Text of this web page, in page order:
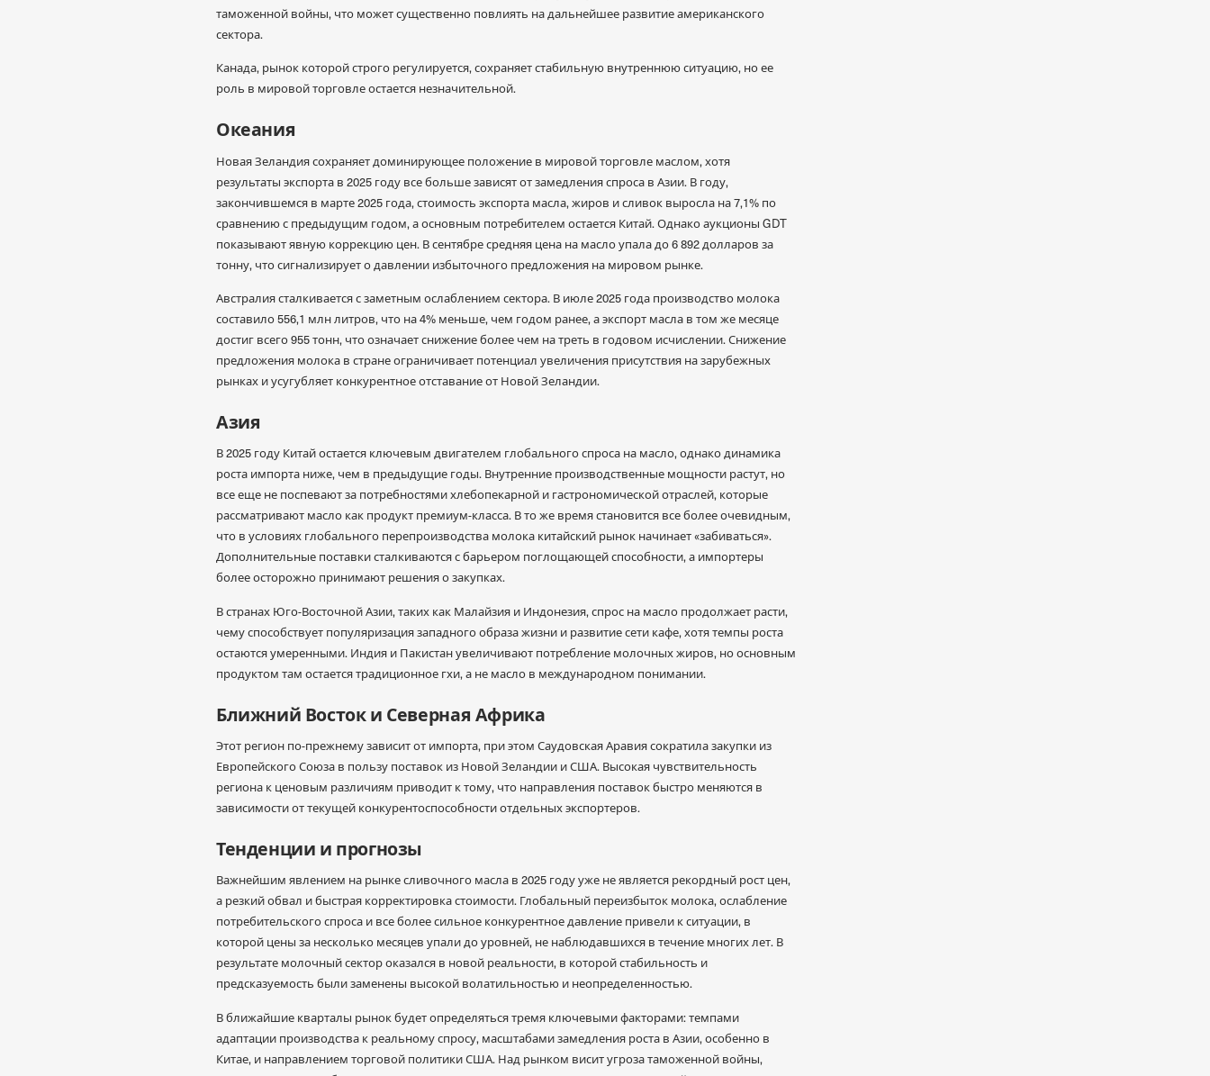
таможенной войны, что может существенно повлиять на дальнейшее развитие американского
сектора.
Канада, рынок которой строго регулируется, сохраняет стабильную внутреннюю ситуацию, но ее
роль в мировой торговле остается незначительной.
Океания
Новая Зеландия сохраняет доминирующее положение в мировой торговле маслом, хотя
результаты экспорта в 2025 году все больше зависят от замедления спроса в Азии. В году,
закончившемся в марте 2025 года, стоимость экспорта масла, жиров и сливок выросла на 7,1% по
сравнению с предыдущим годом, а основным потребителем остается Китай. Однако аукционы GDT
показывают явную коррекцию цен. В сентябре средняя цена на масло упала до 6 892 долларов за
тонну, что сигнализирует о давлении избыточного предложения на мировом рынке.
Австралия сталкивается с заметным ослаблением сектора. В июле 2025 года производство молока
составило 556,1 млн литров, что на 4% меньше, чем годом ранее, а экспорт масла в том же месяце
достиг всего 955 тонн, что означает снижение более чем на треть в годовом исчислении. Снижение
предложения молока в стране ограничивает потенциал увеличения присутствия на зарубежных
рынках и усугубляет конкурентное отставание от Новой Зеландии.
Азия
В 2025 году Китай остается ключевым двигателем глобального спроса на масло, однако динамика
роста импорта ниже, чем в предыдущие годы. Внутренние производственные мощности растут, но
все еще не поспевают за потребностями хлебопекарной и гастрономической отраслей, которые
рассматривают масло как продукт премиум-класса. В то же время становится все более очевидным,
что в условиях глобального перепроизводства молока китайский рынок начинает «забиваться».
Дополнительные поставки сталкиваются с барьером поглощающей способности, а импортеры
более осторожно принимают решения о закупках.
В странах Юго-Восточной Азии, таких как Малайзия и Индонезия, спрос на масло продолжает расти,
чему способствует популяризация западного образа жизни и развитие сети кафе, хотя темпы роста
остаются умеренными. Индия и Пакистан увеличивают потребление молочных жиров, но основным
продуктом там остается традиционное гхи, а не масло в международном понимании.
Ближний Восток и Северная Африка
Этот регион по-прежнему зависит от импорта, при этом Саудовская Аравия сократила закупки из
Европейского Союза в пользу поставок из Новой Зеландии и США. Высокая чувствительность
региона к ценовым различиям приводит к тому, что направления поставок быстро меняются в
зависимости от текущей конкурентоспособности отдельных экспортеров.
Тенденции и прогнозы
Важнейшим явлением на рынке сливочного масла в 2025 году уже не является рекордный рост цен,
а резкий обвал и быстрая корректировка стоимости. Глобальный переизбыток молока, ослабление
потребительского спроса и все более сильное конкурентное давление привели к ситуации, в
которой цены за несколько месяцев упали до уровней, не наблюдавшихся в течение многих лет. В
результате молочный сектор оказался в новой реальности, в которой стабильность и
предсказуемость были заменены высокой волатильностью и неопределенностью.
В ближайшие кварталы рынок будет определяться тремя ключевыми факторами: темпами
адаптации производства к реальному спросу, масштабами замедления роста в Азии, особенно в
Китае, и направлением торговой политики США. Над рынком висит угроза таможенной войны,